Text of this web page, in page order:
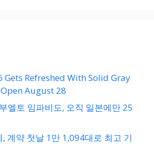
Gets Refreshed With Solid Gray
August 28
엘토 임파비도, 오직 일본에만 25
, 계약 첫날 1만 1,094대로 최고 기